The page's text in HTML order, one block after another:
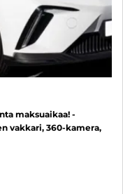
maksuaikaa! -
vakkari, 360-kamera,